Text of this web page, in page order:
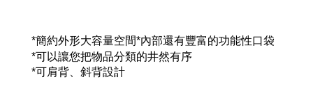
*簡約外形大容量空間*內部還有豐富的功能性口袋
*可以讓您把物品分類的井然有序
*可肩背、斜背設計